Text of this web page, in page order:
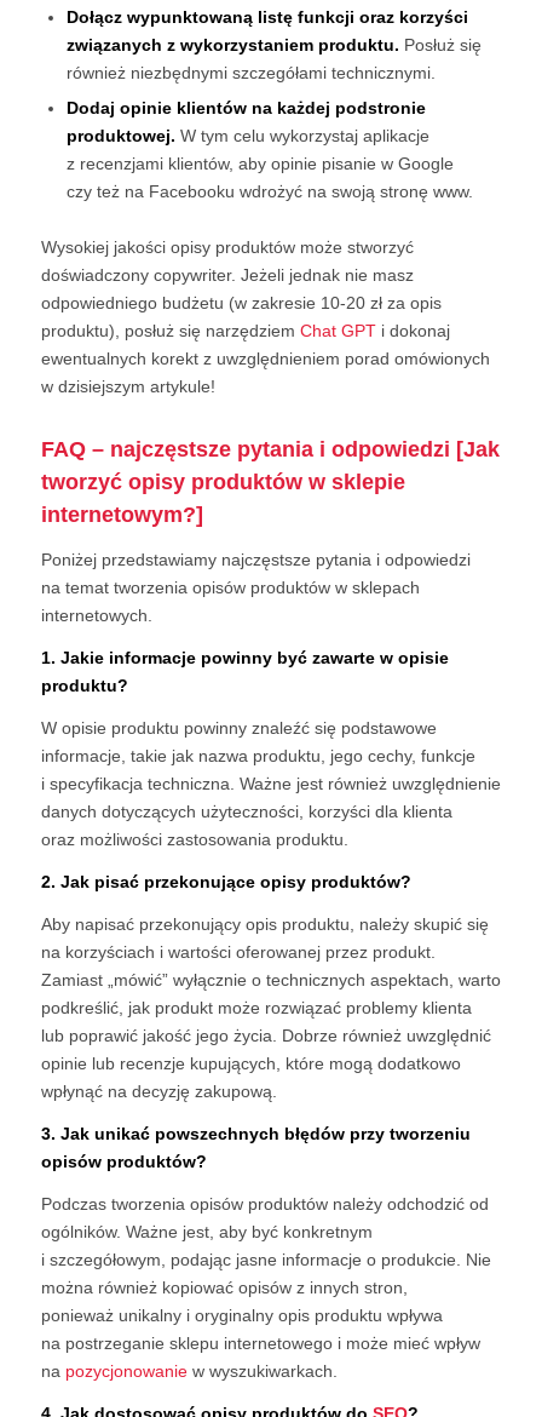
Dołącz wypunktowaną listę funkcji oraz korzyści
związanych z wykorzystaniem produktu. Posłuż się
również niezbędnymi szczegółami technicznymi.
Dodaj opinie klientów na każdej podstronie
produktowej. W tym celu wykorzystaj aplikacje
z recenzjami klientów, aby opinie pisanie w Google
czy też na Facebooku wdrożyć na swoją stronę www.
Wysokiej jakości opisy produktów może stworzyć
doświadczony copywriter. Jeżeli jednak nie masz
odpowiedniego budżetu (w zakresie 10-20 zł za opis
produktu), posłuż się narzędziem Chat GPTi dokonaj
ewentualnych korekt z uwzględnieniem porad omówionych
w dzisiejszym artykule!
FAQ – najczęstsze pytania i odpowiedzi [Jak
tworzyć opisy produktów w sklepie
internetowym?]
Poniżej przedstawiamy najczęstsze pytania i odpowiedzi
na temat tworzenia opisów produktów w sklepach
internetowych.
1. Jakie informacje powinny być zawarte w opisie
produktu?
W opisie produktu powinny znaleźć się podstawowe
informacje, takie jak nazwa produktu, jego cechy, funkcje
i specyfikacja techniczna. Ważne jest również uwzględnienie
danych dotyczących użyteczności, korzyści dla klienta
oraz możliwości zastosowania produktu.
2. Jak pisać przekonujące opisy produktów?
Aby napisać przekonujący opis produktu, należy skupić się
na korzyściach i wartości oferowanej przez produkt.
Zamiast „mówić” wyłącznie o technicznych aspektach, warto
podkreślić, jak produkt może rozwiązać problemy klienta
lub poprawić jakość jego życia. Dobrze również uwzględnić
opinie lub recenzje kupujących, które mogą dodatkowo
wpłynąć na decyzję zakupową.
3. Jak unikać powszechnych błędów przy tworzeniu
opisów produktów?
Podczas tworzenia opisów produktów należy odchodzić od
ogólników. Ważne jest, aby być konkretnym
i szczegółowym, podając jasne informacje o produkcie. Nie
można również kopiować opisów z innych stron,
ponieważ unikalny i oryginalny opis produktu wpływa
na postrzeganie sklepu internetowego i może mieć wpływ
na pozycjonowaniew wyszukiwarkach.
4. Jak dostosować opisy produktów do SEO?